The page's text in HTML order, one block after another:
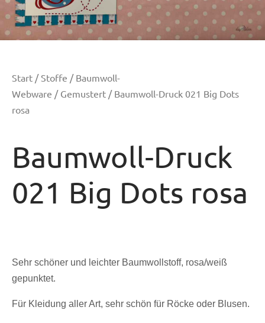
Start / Stoffe / Baumwoll-
Webware / Gemustert / Baumwoll-Druck 021 Big Dots
rosa
Baumwoll-Druck
021 Big Dots rosa
Sehr schöner und leichter Baumwollstoff, rosa/weiß
gepunktet.
Für Kleidung aller Art, sehr schön für Röcke oder Blusen.